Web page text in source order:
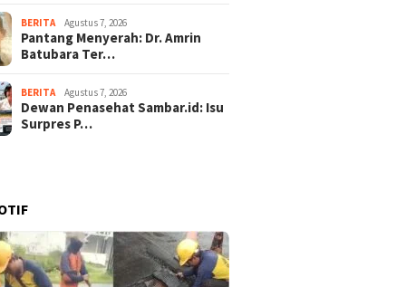
BERITA Agustus 7, 2026
Pantang Menyerah: Dr. Amrin
Batubara Ter…
BERITA Agustus 7, 2026
Dewan Penasehat Sambar.id: Isu
Surpres P…